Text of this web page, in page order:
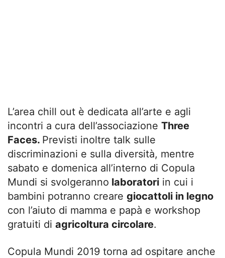
L’area chill out è dedicata all’arte e agli
incontri a cura dell’associazione Three
Faces. Previsti inoltre talk sulle
discriminazioni e sulla diversità, mentre
sabato e domenica all’interno di Copula
Mundi si svolgeranno laboratori in cui i
bambini potranno creare giocattoli in legno
con l’aiuto di mamma e papà e workshop
gratuiti di agricoltura circolare.
Copula Mundi 2019 torna ad ospitare anche